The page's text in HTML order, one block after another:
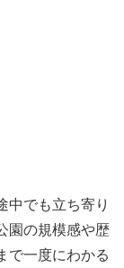
中でも立ち寄り
園の規模感や歴
で一度にわかる